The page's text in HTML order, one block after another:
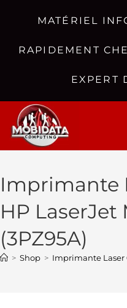
MATÉRIEL
RAPIDEMENT
EXPERT
Imprimante
HP LaserJet
(3PZ95A)
> Shop > Imprimante Laser